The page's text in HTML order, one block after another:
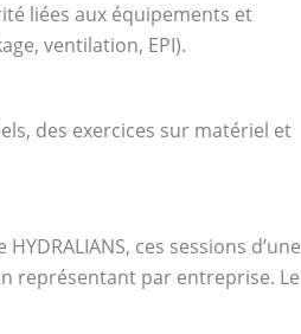
liées aux équipements et
ventilation, EPI).
des exercices sur matériel et
ces sessions d’une
représentant par entreprise. Le